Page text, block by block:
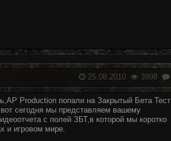
25.08.2010 3998
Production попали на Закрытый Бета Тест
сегодня мы представляем вашему
с полей ЗБТ,в которой мы коротко
и игровом мире.